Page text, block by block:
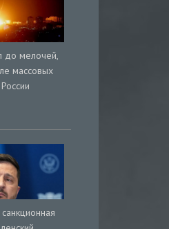
до мелочей,
массовых